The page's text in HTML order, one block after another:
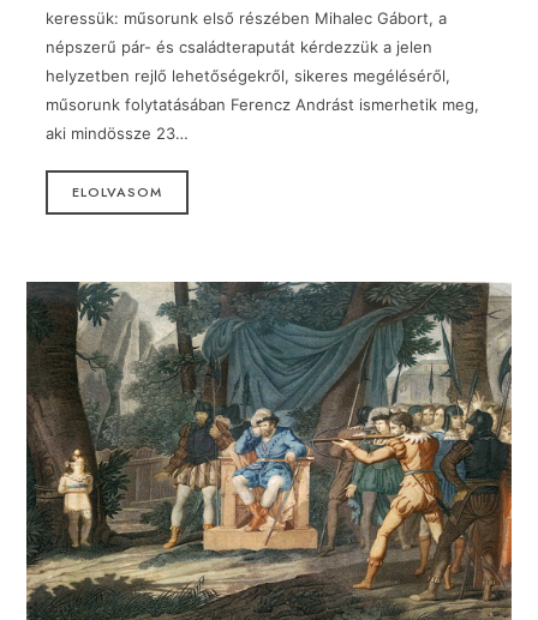
keressük: műsorunk első részében Mihalec Gábort, a
népszerű pár- és családteraputát kérdezzük a jelen
helyzetben rejlő lehetőségekről, sikeres megéléséről,
műsorunk folytatásában Ferencz Andrást ismerhetik meg,
aki mindössze 23…
ELOLVASOM